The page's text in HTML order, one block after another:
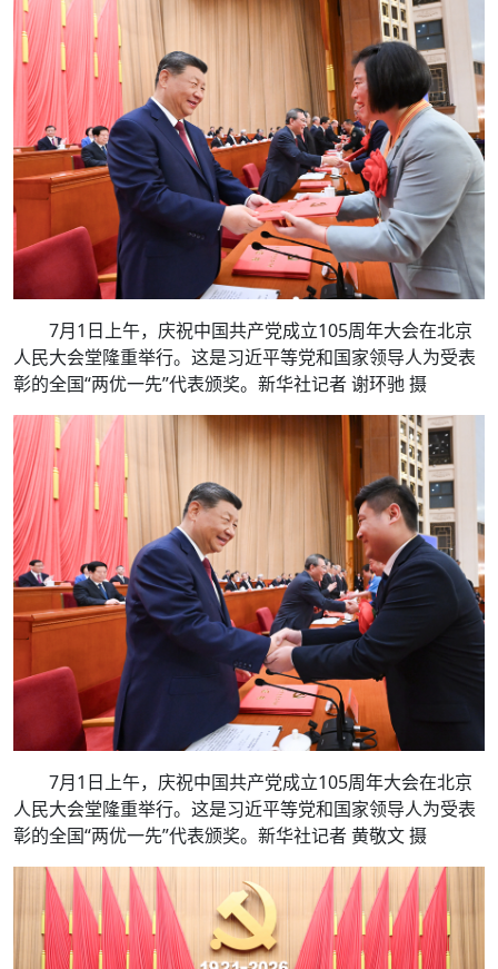
7月1日上午，庆祝中国共产党成立105周年大会在北京
人民大会堂隆重举行。这是习近平等党和国家领导人为受表
彰的全国“两优一先”代表颁奖。新华社记者 谢环驰 摄
7月1日上午，庆祝中国共产党成立105周年大会在北京
人民大会堂隆重举行。这是习近平等党和国家领导人为受表
彰的全国“两优一先”代表颁奖。新华社记者 黄敬文 摄